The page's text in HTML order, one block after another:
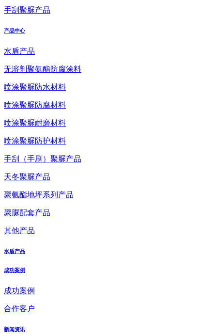
手刮聚脲产品
产品中心
水盾产品
无溶剂聚氨酯防腐涂料
喷涂聚脲防水材料
喷涂聚脲防腐材料
喷涂聚脲耐磨材料
喷涂聚脲防护材料
手刮（手刷）聚脲产品
天冬聚脲产品
聚氨酯地坪系列产品
聚脲配套产品
其他产品
水盾产品
成功案例
成功案例
合作客户
新闻资讯